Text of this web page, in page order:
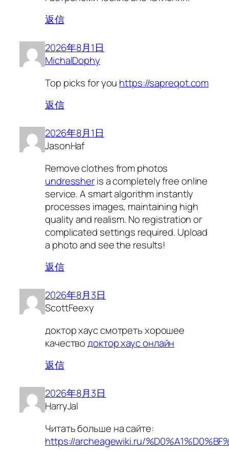
返信
2026年8月1日
MichalDophy
Top picks for you https://sapreqot.com
返信
2026年8月1日
JasonHaf
Remove clothes from photos
undressheris a completely free online
service. A smart algorithm instantly
processes images, maintaining high
quality and realism. No registration or
complicated settings required. Upload
a photo and see the results!
返信
2026年8月3日
ScottFeexy
доктор хаус смотреть хорошее
качестводоктор хаус онлайн
返信
2026年8月3日
HarryJal
Читать больше на сайте:
https://archeagewiki.ru/